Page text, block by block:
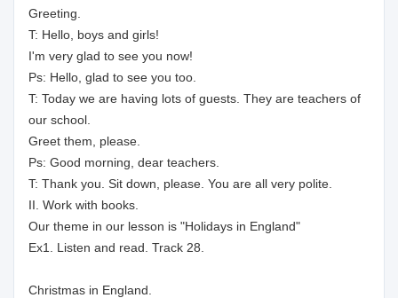
Greeting.
T: Hello, boys and girls!
I'm very glad to see you now!
Ps: Hello, glad to see you too.
T: Today we are having lots of guests. They are teachers of
our school.
Greet them, please.
Ps: Good morning, dear teachers.
T: Thank you. Sit down, please. You are all very polite.
II. Work with books.
Our theme in our lesson is "Holidays in England"
Ex1. Listen and read. Track 28.
Christmas in England.